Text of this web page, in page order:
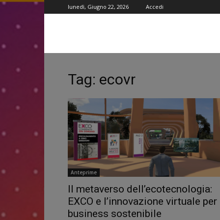
lunedì, Giugno 22, 2026 Accedi
Tag: ecovr
Anteprime
Il metaverso dell’ecotecnologia:
EXCO e l’innovazione virtuale
business sostenibile